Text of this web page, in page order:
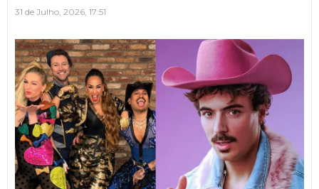
31 de Julho, 2026, 17:51